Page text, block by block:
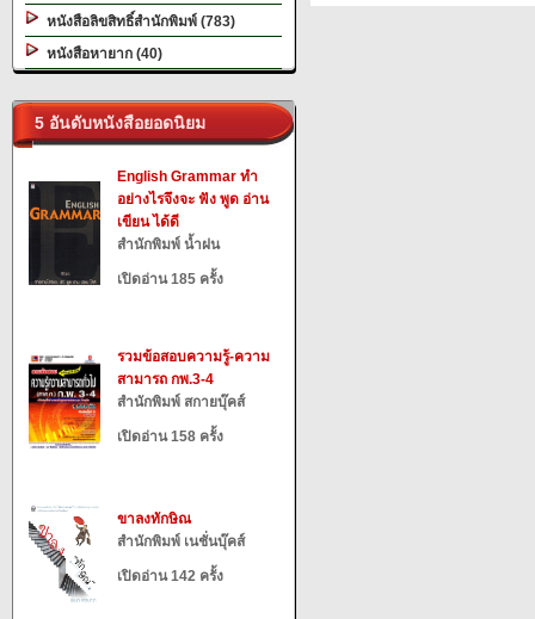
หนังสือลิขสิทธิ์สำนักพิมพ์ (783)
หนังสือหายาก (40)
5 อันดับหนังสือยอดนิยม
English Grammar ทำ
อย่างไรจึงจะ ฟัง พูด อ่าน
เขียน ได้ดี
สำนักพิมพ์ น้ำฝน
เปิดอ่าน 185 ครั้ง
รวมข้อสอบความรู้-ความ
สามารถ กพ.3-4
สำนักพิมพ์ สกายบุ๊คส์
เปิดอ่าน 158 ครั้ง
ขาลงทักษิณ
สำนักพิมพ์ เนชั่นบุ๊คส์
เปิดอ่าน 142 ครั้ง